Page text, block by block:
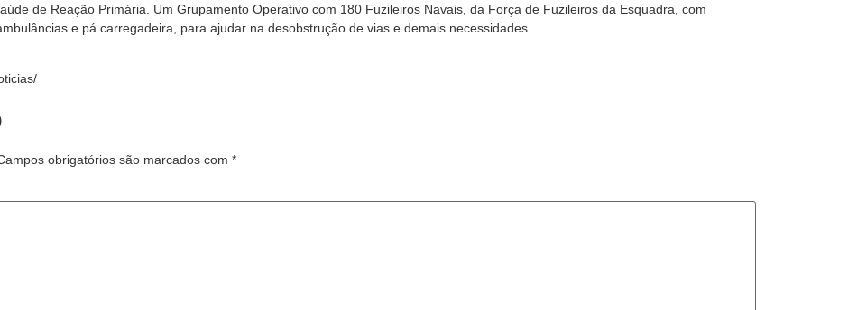
de Reação Primária.​​
Um Grupamento Operativo com 180 Fuzileiros Navais, da Força de Fuzileiros da Esquadra, com
e pá carregadeira, para ajudar na desobstrução de vias e demais necessidades.
obrigatórios são marcados com *